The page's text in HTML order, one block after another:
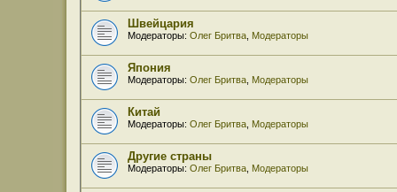
Швейцария
Модераторы: Олег Бритва Модераторы
Япония
Модераторы: Олег Бритва Модераторы
Китай
Модераторы: Олег Бритва Модераторы
Другие страны
Модераторы: Олег Бритва Модераторы